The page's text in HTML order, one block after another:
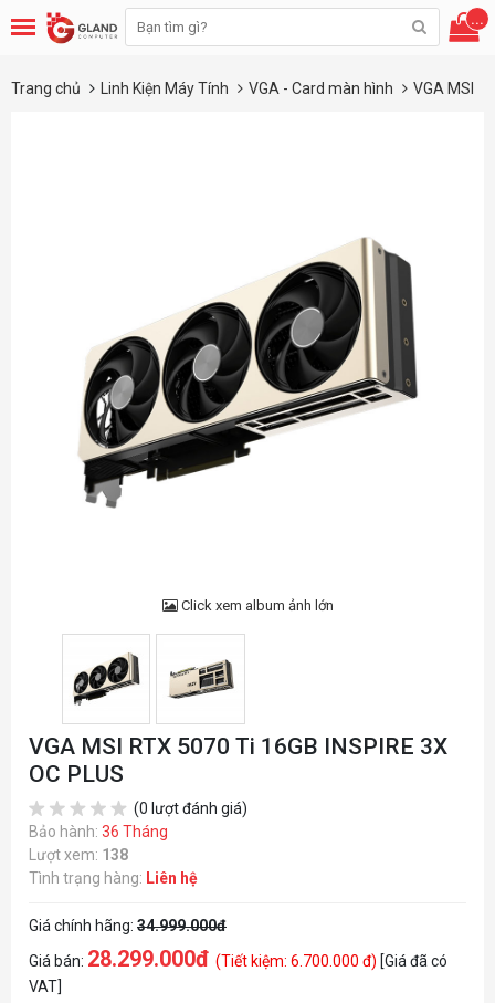
...
Trang chủ Linh Kiện Máy Tính VGA - Card màn hình VGA MSI
Click xem album ảnh lớn
VGA MSI RTX 5070 Ti 16GB INSPIRE 3X
OC PLUS
(0 lượt đánh giá)
Bảo hành: 36 Tháng
Lượt xem: 138
Tình trạng hàng: Liên hệ
Giá chính hãng: 34.999.000đ
Giá bán: 28.299.000đ (Tiết kiệm: 6.700.000 đ) [Giá đã có
VAT]